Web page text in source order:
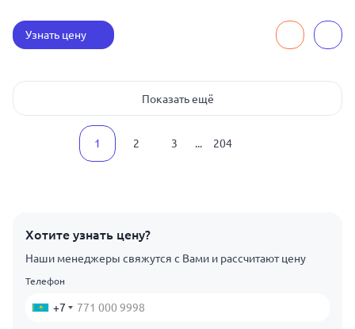
Узнать цену
Показать ещё
1 2 3 ... 204
Хотите узнать цену?
Наши менеджеры свяжутся с Вами и рассчитают цену
Телефон
+7